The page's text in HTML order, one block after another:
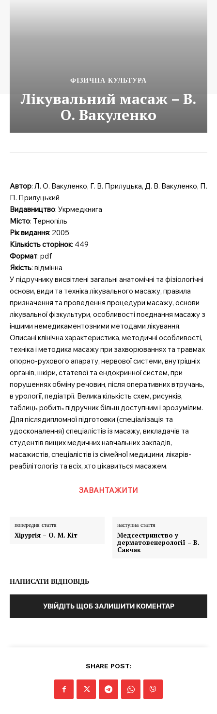
ФІЗИЧНА КУЛЬТУРА
Лікувальний масаж – В.
О. Вакуленко
Автор: Л. О. Вакуленко, Г. В. Прилуцька, Д. В. Вакуленко, П.
П. Прилуцький
Видавництво: Укрмедкнига
Місто: Тернопіль
Рік видання: 2005
Кількість сторінок: 449
Формат: pdf
Якість: відмінна
У підручнику висвітлені загальні анатомічні та фізіологічні
основи, види та техніка лікувального масажу, правила
призначення та проведення процедури масажу, основи
лікувальної фізкультури, особливості поєднання масажу з
іншими немедикаментозними методами лікування.
Описані клінічна характеристика, методичні особливості,
техніка і методика масажу при захворюваннях та травмах
опорно-рухового апарату, нервової системи, внутрішніх
органів, шкіри, статевої та ендокринної систем, при
порушеннях обміну речовин, після оперативних втручань,
в урології, педіатрії. Велика кількість схем, рисунків,
таблиць робить підручник більш доступним і зрозумілим.
Для післядипломної підготовки (спеціалізація та
удосконалення) спеціалістів із масажу, викладачів та
студентів вищих медичних навчальних закладів,
масажистів, спеціалістів із сімейної медицини, лікарів-
реабілітологів та всіх, хто цікавиться масажем.
ЗАВАНТАЖИТИ
попередня стаття
Хірургія – О. М. Кіт
наступна стаття
Медсестринство у
дерматовенерології – В.
Савчак
НАПИСАТИ ВІДПОВІДЬ
УВІЙДІТЬ ЩОБ ЗАЛИШИТИ КОМЕНТАР
SHARE POST: